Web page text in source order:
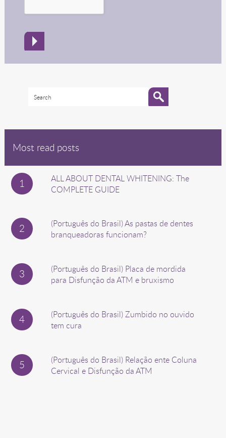
Most read posts
ALL ABOUT DENTAL WHITENING: The
COMPLETE GUIDE
(Português do Brasil) As pastas de dentes
branqueadoras funcionam?
(Português do Brasil) Placa de mordida
para Disfunção da ATM e bruxismo
(Português do Brasil) Zumbido no ouvido
tem cura
(Português do Brasil) Relação ente Coluna
Cervical e Disfunção da ATM